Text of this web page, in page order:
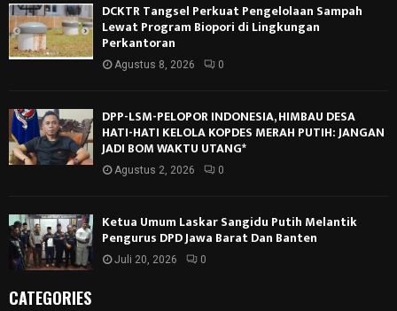
DCKTR Tangsel Perkuat Pengelolaan Sampah
Lewat Program Biopori di Lingkungan
Perkantoran
Agustus 8, 2026 0
DPP-LSM-PELOPOR INDONESIA, HIMBAU DESA
HATI-HATI KELOLA KOPDES MERAH PUTIH: JANGAN
JADI BOM WAKTU UTANG*
Agustus 2, 2026 0
Ketua Umum Laskar Sangidu Putih Melantik
Pengurus DPD Jawa Barat Dan Banten
Juli 20, 2026 0
CATEGORIES